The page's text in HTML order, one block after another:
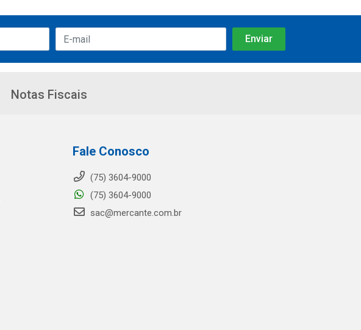
Notas Fiscais
Fale Conosco
(75) 3604-9000
(75) 3604-9000
sac@mercante.com.br